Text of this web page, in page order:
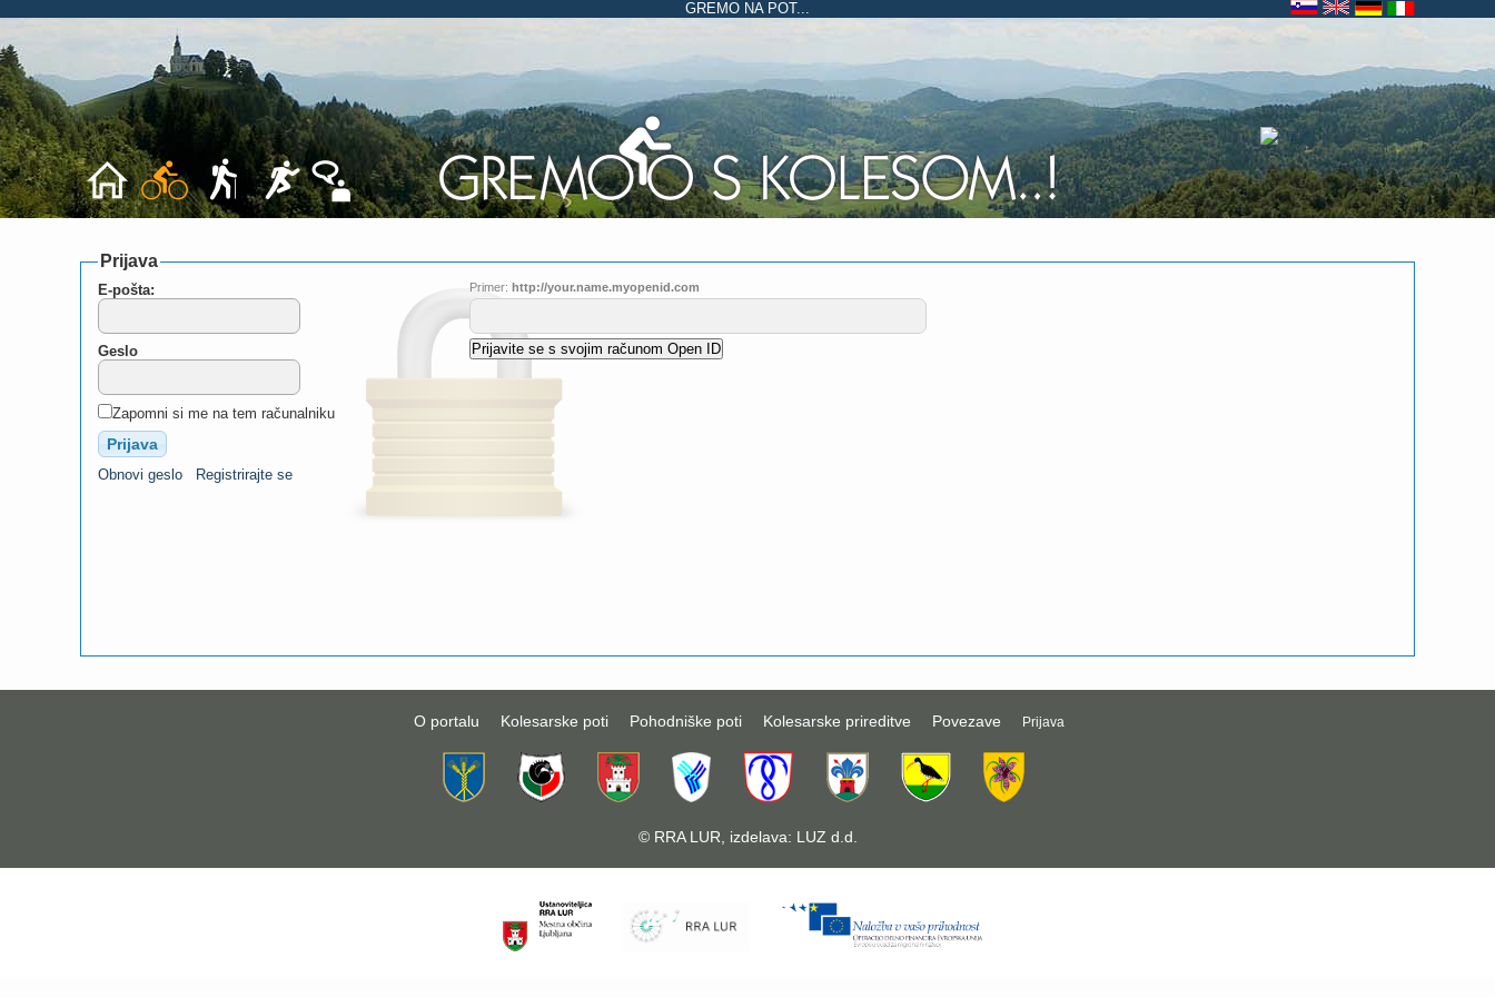
GREMO NA POT...
Prijava
E-pošta:
Geslo
Zapomni si me na tem računalniku
Obnovi geslo Registrirajte se
Primer: http://your.name.myopenid.com
O portalu Kolesarske poti Pohodniške poti Kolesarske prireditve Povezave Prijava
© RRA LUR , izdelava: LUZ d.d.